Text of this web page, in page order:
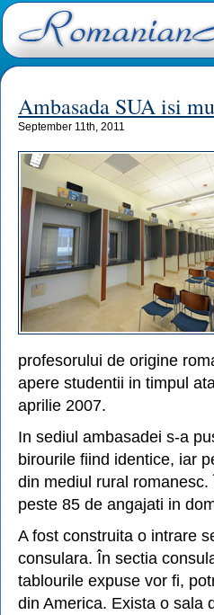
Ambasada SUA isi
September 11th, 2011
profesorului de origine
apere studentii in timpul
aprilie 2007.
In sediul ambasadei s-a
birourile fiind identice, iar
din mediul rural
peste 85 de angajati in
A fost construita o intrare
consulara. În sectia
tablourile expuse vor fi,
din America. Exista o sala